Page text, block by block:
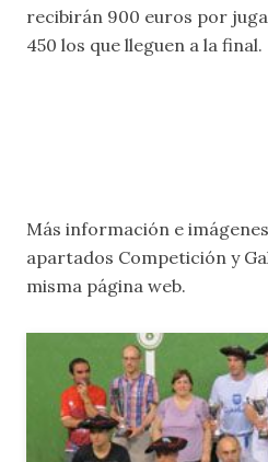
recibirán 900 euros por
450 los que lleguen a la final.
Más información e
apartados Competición y
misma página web.